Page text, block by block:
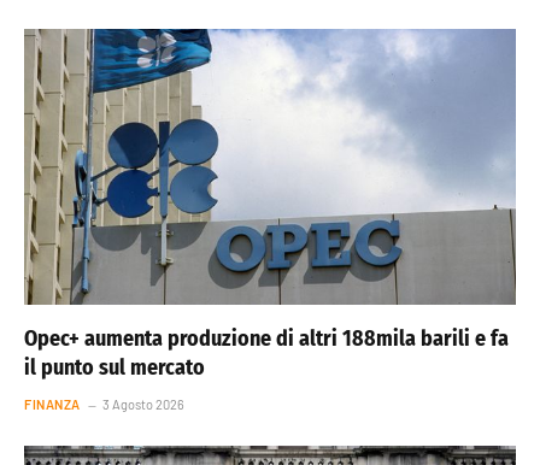
Opec+ aumenta produzione di altri 188mila barili e fa
il punto sul mercato
FINANZA 3 Agosto 2026